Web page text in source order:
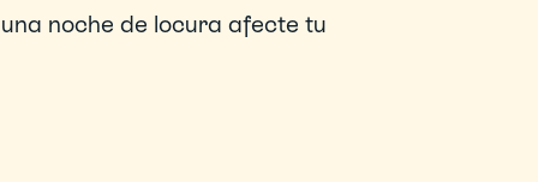
noche de locura afecte tu